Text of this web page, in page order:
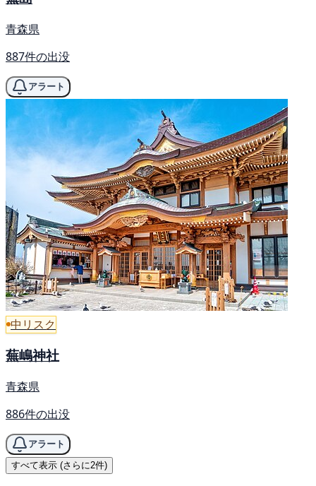
青森県
887件の出没
アラート
中リスク
蕪嶋神社
青森県
886件の出没
アラート
すべて表示 (さらに2件)